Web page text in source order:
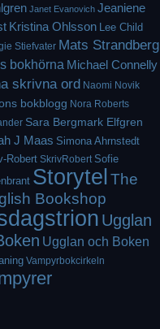
Janet Evanovich Jeaniene
Kristina Ohlsson Lee Child
Stiefvater Mats Strandberg
bokhörna Michael Connelly
skrivna ord Naomi Novik
bokblogg Nora Roberts
Sara Bergmark Elfgren
J Maas Simona Ahrnstedt
Robert SkrivRobert Sofie
Storytel The
Bookshop
Ugglan
Ugglan och Boken
Vampyrbokcirkeln